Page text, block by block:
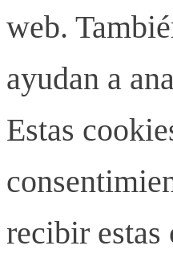
web.
ayudan a
Estas
recibir